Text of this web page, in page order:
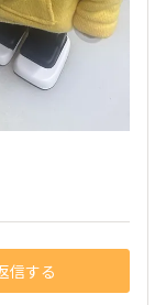
信する